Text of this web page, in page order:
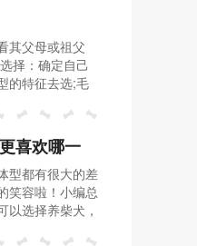
其父母或祖父
择：确定自己
的特征去选;毛
，比较有个
喜欢哪一
型都有很大的差
笑容啦！小编总
以选择养柴犬，